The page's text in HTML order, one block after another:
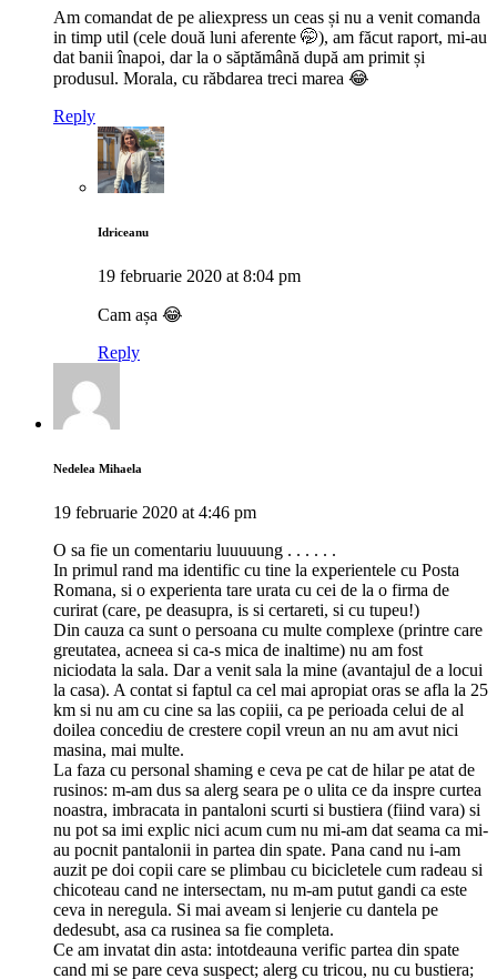
Am comandat de pe aliexpress un ceas și nu a venit comanda
in timp util (cele două luni aferente 🤭), am făcut raport, mi-au
dat banii înapoi, dar la o săptămână după am primit și
produsul. Morala, cu răbdarea treci marea 😂
Reply
Idriceanu
19 februarie 2020 at 8:04 pm
Cam așa 😂
Reply
Nedelea Mihaela
19 februarie 2020 at 4:46 pm
O sa fie un comentariu luuuuung . . . . . .
In primul rand ma identific cu tine la experientele cu Posta
Romana, si o experienta tare urata cu cei de la o firma de
curirat (care, pe deasupra, is si certareti, si cu tupeu!)
Din cauza ca sunt o persoana cu multe complexe (printre care
greutatea, acneea si ca-s mica de inaltime) nu am fost
niciodata la sala. Dar a venit sala la mine (avantajul de a locui
la casa). A contat si faptul ca cel mai apropiat oras se afla la 25
km si nu am cu cine sa las copiii, ca pe perioada celui de al
doilea concediu de crestere copil vreun an nu am avut nici
masina, mai multe.
La faza cu personal shaming e ceva pe cat de hilar pe atat de
rusinos: m-am dus sa alerg seara pe o ulita ce da inspre curtea
noastra, imbracata in pantaloni scurti si bustiera (fiind vara) si
nu pot sa imi explic nici acum cum nu mi-am dat seama ca mi-
au pocnit pantalonii in partea din spate. Pana cand nu i-am
auzit pe doi copii care se plimbau cu bicicletele cum radeau si
chicoteau cand ne intersectam, nu m-am putut gandi ca este
ceva in neregula. Si mai aveam si lenjerie cu dantela pe
dedesubt, asa ca rusinea sa fie completa.
Ce am invatat din asta: intotdeauna verific partea din spate
cand mi se pare ceva suspect; alerg cu tricou, nu cu bustiera;